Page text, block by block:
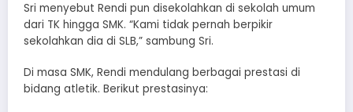
Sri menyebut Rendi pun disekolahkan di sekolah umum
dari TK hingga SMK. “Kami tidak pernah berpikir
sekolahkan dia di SLB,” sambung Sri.
Di masa SMK, Rendi mendulang berbagai prestasi di
bidang atletik. Berikut prestasinya: